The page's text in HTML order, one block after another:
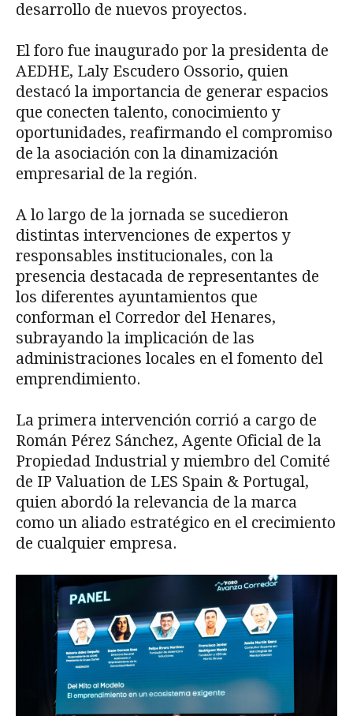
desarrollo de nuevos proyectos.
El foro fue inaugurado por la presidenta de
AEDHE, Laly Escudero Ossorio, quien
destacó la importancia de generar espacios
que conecten talento, conocimiento y
oportunidades, reafirmando el compromiso
de la asociación con la dinamización
empresarial de la región.
A lo largo de la jornada se sucedieron
distintas intervenciones de expertos y
responsables institucionales, con la
presencia destacada de representantes de
los diferentes ayuntamientos que
conforman el Corredor del Henares,
subrayando la implicación de las
administraciones locales en el fomento del
emprendimiento.
La primera intervención corrió a cargo de
Román Pérez Sánchez, Agente Oficial de la
Propiedad Industrial y miembro del Comité
de IP Valuation de LES Spain & Portugal,
quien abordó la relevancia de la marca
como un aliado estratégico en el crecimiento
de cualquier empresa.